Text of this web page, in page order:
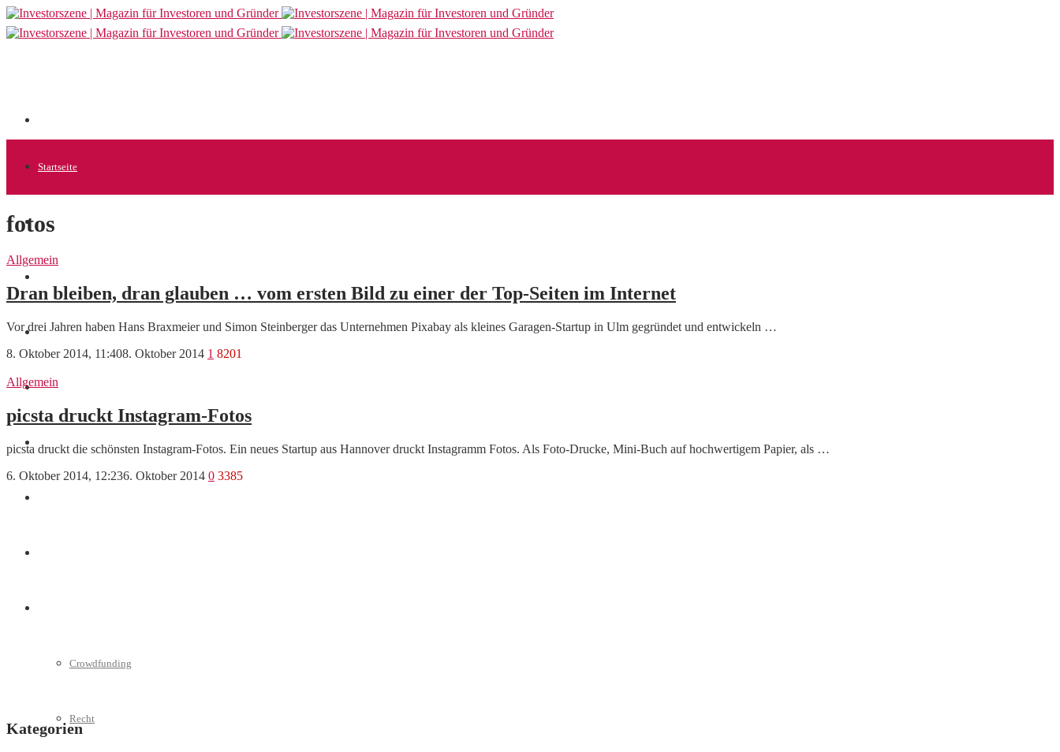
Startseite
Allgemein
News
Finanzen
Marketing
Crowdfunding
Recht
fotos
Allgemein
Dran bleiben, dran glauben … vom ersten Bild zu einer der Top-Seiten im Internet
Vor drei Jahren haben Hans Braxmeier und Simon Steinberger das Unternehmen Pixabay als kleines Garagen-Startup in Ulm gegründet und entwickeln …
8. Oktober 2014, 11:408. Oktober 2014 1 8201
Allgemein
picsta druckt Instagram-Fotos
picsta druckt die schönsten Instagram-Fotos. Ein neues Startup aus Hannover druckt Instagramm Fotos. Als Foto-Drucke, Mini-Buch auf hochwertigem Papier, als …
6. Oktober 2014, 12:236. Oktober 2014 0 3385
Kategorien